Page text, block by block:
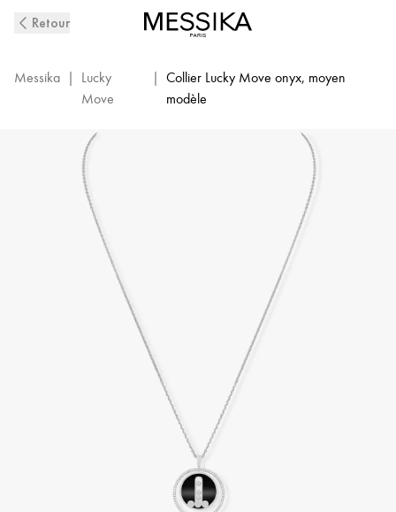
Diamant
Blanc
Retour
Messika |
Lucky
Move
| Collier Lucky Move onyx, moyen
modèle